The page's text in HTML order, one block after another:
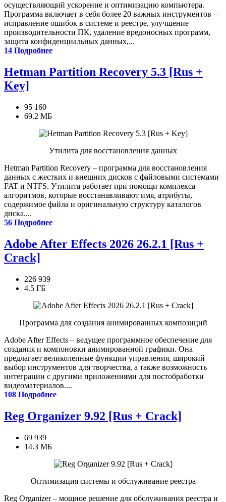
осуществляющий ускорение и оптимизацию компьютера.
Программа включает в себя более 20 важных инструментов –
исправление ошибок в системе и реестре, улучшение
производительности ПК, удаление вредоносных программ,
защита конфиденциальных данных,...
14 Подробнее
Hetman Partition Recovery 5.3 [Rus +
Key]
95 160
69.2 МБ
Утилита для восстановления данных
Hetman Partition Recovery – программа для восстановления
данных с жестких и внешних дисков с файловыми системами
FAT и NTFS. Утилита работает при помощи комплекса
алгоритмов, которые восстанавливают имя, атрибуты,
содержимое файла и оригинальную структуру каталогов
диска....
56 Подробнее
Adobe After Effects 2026 26.2.1 [Rus +
Crack]
226 939
4.5 ГБ
Программа для создания анимированных композиций
Adobe After Effects – ведущее программное обеспечение для
создания и компоновки анимированной графики. Она
предлагает великолепные функции управления, широкий
выбор инструментов для творчества, а также возможность
интеграции с другими приложениями для постобработки
видеоматериалов....
108 Подробнее
Reg Organizer 9.92 [Rus + Crack]
69 939
14.3 МБ
Оптимизация системы и обслуживание реестра
Reg Organizer – мощное решение для обслуживания реестра и